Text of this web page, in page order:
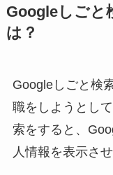
Googleしごと
は？
Googleしごと検
職をしようとし
索をすると、
人情報を表示さ